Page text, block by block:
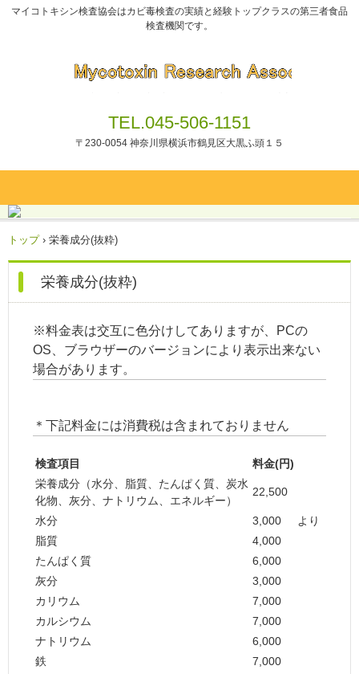
マイコトキシン検査協会はカビ毒検査の実績と経験トップクラスの第三者食品
検査機関です。
TEL.045-506-1151
〒230-0054 神奈川県横浜市鶴見区大黒ふ頭１５
トップ › 栄養成分(抜粋)
栄養成分(抜粋)
※料金表は交互に色分けしてありますが、PCの
OS、ブラウザーのバージョンにより表示出来ない
場合があります。
＊下記料金には消費税は含まれておりません
検査項目
料金(円)
栄養成分（水分、脂質、たんぱく質、炭水
化物、灰分、ナトリウム、エネルギー）
22,500
水分 3,000
より
脂質
4,000
たんぱく質
6,000
灰分
3,000
カリウム
7,000
カルシウム
7,000
ナトリウム
6,000
鉄
7,000